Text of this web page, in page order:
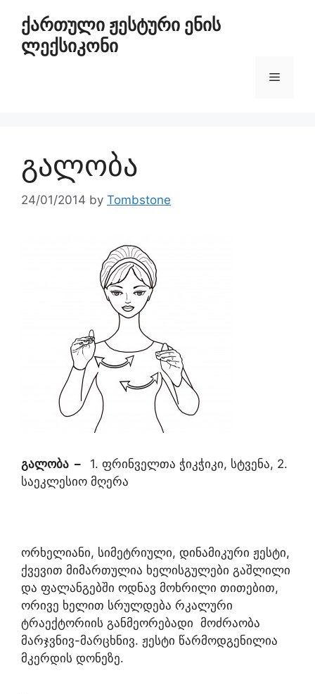
ქართული ჟესტური ენის
ლექსიკონი
გალობა
24/01/2014 by Tombstone
გალობა –
1. ფრინველთა ჭიკჭიკი, სტვენა, 2.
საეკლესიო მღერა
ორხელიანი, სიმეტრიული, დინამიკური ჟესტი,
ქვევით მიმართულია ხელისგულები გაშლილი
და ფალანგებში ოდნავ მოხრილი თითებით,
ორივე ხელით სრულდება რკალური
ტრაექტორიის განმეორებადი მოძრაობა
მარჯვნივ-მარცხნივ. ჟესტი წარმოდგენილია
მკერდის დონეზე.